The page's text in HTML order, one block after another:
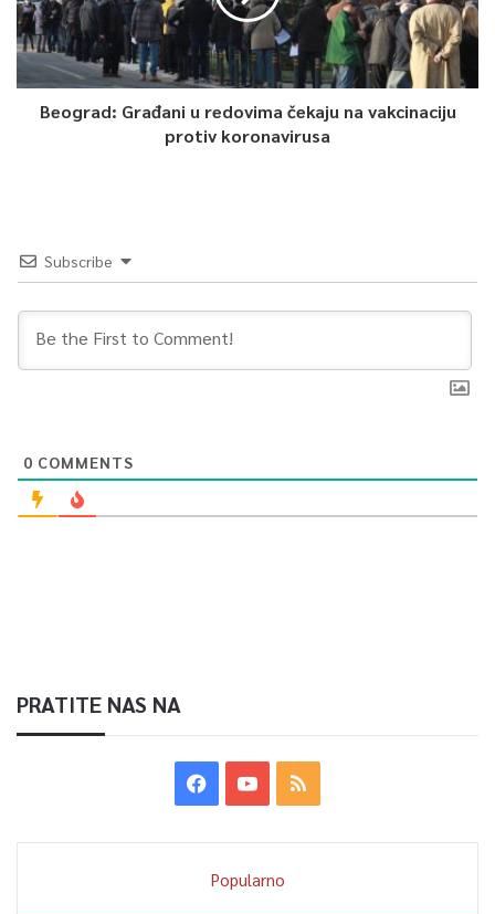
Beograd: Građani u redovima čekaju na vakcinaciju
protiv koronavirusa
Subscribe
0 COMMENTS
PRATITE NAS NA
Popularno